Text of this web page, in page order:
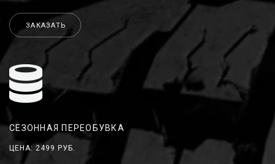
ЗАКАЗАТЬ
СЕЗОННАЯ ПЕРЕОБУВКА
ЦЕНА: 2499 РУБ.